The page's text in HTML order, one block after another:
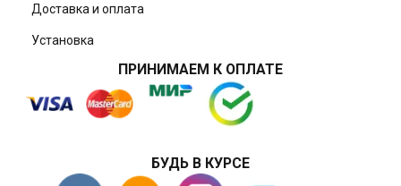
Доставка и оплата
Установка
ПРИНИМАЕМ К ОПЛАТЕ
БУДЬ В КУРСЕ